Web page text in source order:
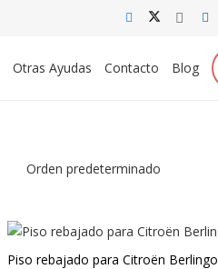
Otras Ayudas Contacto Blog
Piso rebajado para Citroën Berlingo